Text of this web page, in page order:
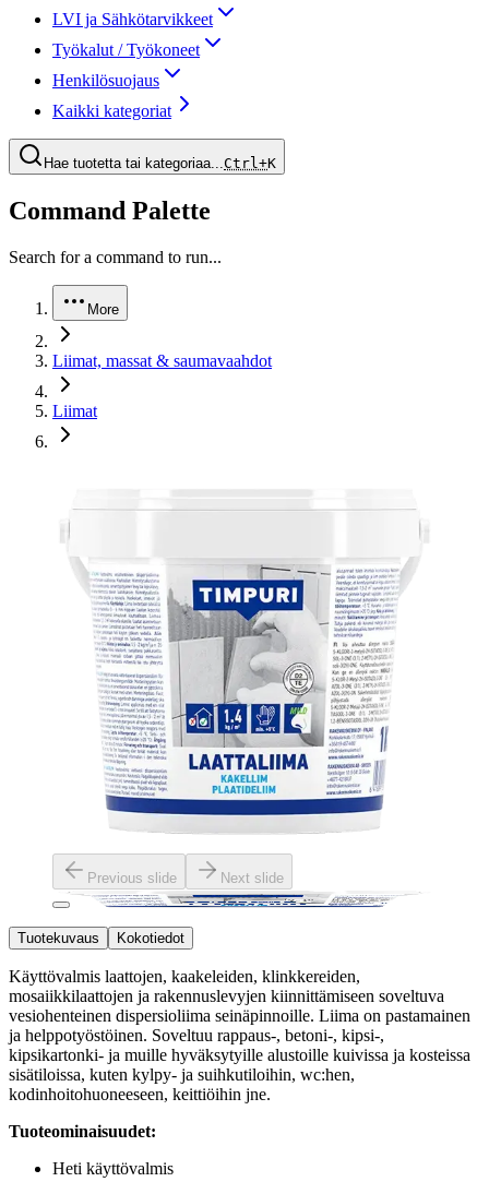
LVI ja Sähkötarvikkeet
Työkalut / Työkoneet
Henkilösuojaus
Kaikki kategoriat
Hae tuotetta tai kategoriaa...Ctrl+K
Command Palette
Search for a command to run...
More
Liimat, massat & saumavaahdot
Liimat
Previous slide Next slide
Tuotekuvaus Kokotiedot
Käyttövalmis laattojen, kaakeleiden, klinkkereiden,
mosaiikkilaattojen ja rakennuslevyjen kiinnittämiseen soveltuva
vesiohenteinen dispersioliima seinäpinnoille. Liima on pastamainen
ja helppotyöstöinen. Soveltuu rappaus-, betoni-, kipsi-,
kipsikartonki- ja muille hyväksytyille alustoille kuivissa ja kosteissa
sisätiloissa, kuten kylpy- ja suihkutiloihin, wc:hen,
kodinhoitohuoneeseen, keittiöihin jne.
Tuoteominaisuudet:
Heti käyttövalmis